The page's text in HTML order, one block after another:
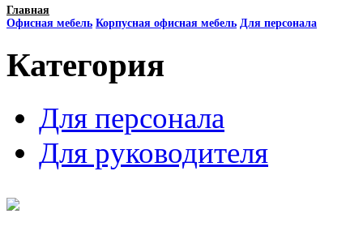
Главная
Офисная мебель Корпусная офисная мебель Для персонала
Категория
Для персонала
Для руководителя